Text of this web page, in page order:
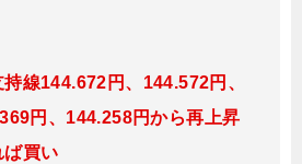
持線144.672 円、144.572円 、
円、144.258円から再上昇
ば買い